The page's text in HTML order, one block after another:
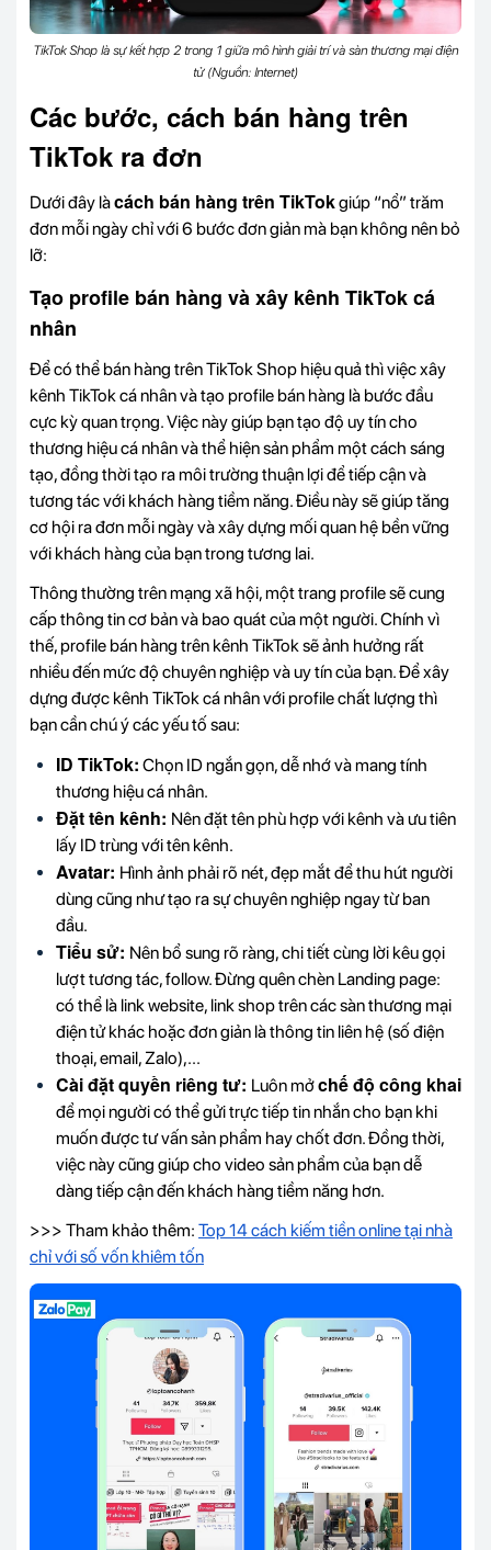
TikTok Shop là sự kết hợp 2 trong 1 giữa mô hình giải trí và sàn thương mại điện
tử (Nguồn: Internet)
Các bước, cách bán hàng trên
TikTok ra đơn
Dưới đây làcách bán hàng trên TikTokgiúp “nổ” trăm
đơn mỗi ngày chỉ với 6 bước đơn giản mà bạn không nên bỏ
lỡ:
Tạo profile bán hàng và xây kênh TikTok cá
nhân
Để có thể bán hàng trên TikTok Shop hiệu quả thì việc xây
kênh TikTok cá nhân và tạo profile bán hàng là bước đầu
cực kỳ quan trọng. Việc này giúp bạn tạo độ uy tín cho
thương hiệu cá nhân và thể hiện sản phẩm một cách sáng
tạo, đồng thời tạo ra môi trường thuận lợi để tiếp cận và
tương tác với khách hàng tiềm năng. Điều này sẽ giúp tăng
cơ hội ra đơn mỗi ngày và xây dựng mối quan hệ bền vững
với khách hàng của bạn trong tương lai.
Thông thường trên mạng xã hội, một trang profile sẽ cung
cấp thông tin cơ bản và bao quát của một người. Chính vì
thế, profile bán hàng trên kênh TikTok sẽ ảnh hưởng rất
nhiều đến mức độ chuyên nghiệp và uy tín của bạn. Để xây
dựng được kênh TikTok cá nhân với profile chất lượng thì
bạn cần chú ý các yếu tố sau:
ID TikTok: Chọn ID ngắn gọn, dễ nhớ và mang tính
thương hiệu cá nhân.
Đặt tên kênh: Nên đặt tên phù hợp với kênh và ưu tiên
lấy ID trùng với tên kênh.
Avatar: Hình ảnh phải rõ nét, đẹp mắt để thu hút người
dùng cũng như tạo ra sự chuyên nghiệp ngay từ ban
đầu.
Tiểu sử: Nên bổ sung rõ ràng, chi tiết cùng lời kêu gọi
lượt tương tác, follow. Đừng quên chèn Landing page:
có thể là link website, link shop trên các sàn thương mại
điện tử khác hoặc đơn giản là thông tin liên hệ (số điện
thoại, email, Zalo),...
Cài đặt quyền riêng tư: Luôn mởchế độ công khai
để mọi người có thể gửi trực tiếp tin nhắn cho bạn khi
muốn được tư vấn sản phẩm hay chốt đơn. Đồng thời,
việc này cũng giúp cho video sản phẩm của bạn dễ
dàng tiếp cận đến khách hàng tiềm năng hơn.
>>> Tham khảo thêm: Top 14 cách kiếm tiền online tại nhà
chỉ với số vốn khiêm tốn